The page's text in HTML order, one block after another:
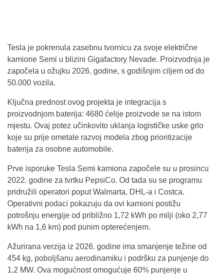
Tesla je pokrenula zasebnu tvornicu za svoje električne
kamione Semi u blizini Gigafactory Nevade. Proizvodnja je
započela u ožujku 2026. godine, s godišnjim ciljem od do
50.000 vozila.
Ključna prednost ovog projekta je integracija s
proizvodnjom baterija: 4680 ćelije proizvode se na istom
mjestu. Ovaj potez učinkovito uklanja logističke uske grlo
koje su prije ometale razvoj modela zbog prioritizacije
baterija za osobne automobile.
Prve isporuke Tesla Semi kamiona započele su u prosincu
2022. godine za tvrtku PepsiCo. Od tada su se programu
pridružili operatori poput Walmarta, DHL-a i Costca.
Operativni podaci pokazuju da ovi kamioni postižu
potrošnju energije od približno 1,72 kWh po milji (oko 2,77
kWh na 1,6 km) pod punim opterećenjem.
Ažurirana verzija iz 2026. godine ima smanjenje težine od
454 kg, poboljšanu aerodinamiku i podršku za punjenje do
1,2 MW. Ova mogućnost omogućuje 60% punjenje u